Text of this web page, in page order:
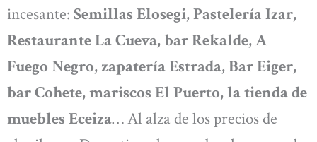
incesante: Semillas Elosegi, Pastelería Izar,
Restaurante La Cueva, bar Rekalde, A
Fuego Negro, zapatería Estrada, Bar Eiger,
bar Cohete, mariscos El Puerto, la tienda de
muebles Eceiza… Al alza de los precios de